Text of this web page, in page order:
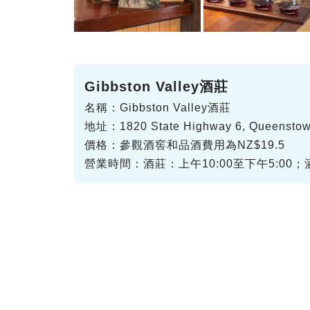
Gibbston Valley酒莊
名稱：Gibbston Valley酒莊
地址：1820 State Highway 6,
價格：參觀酒窖和品酒費用為NZ$19.5
營業時間：酒莊：上午10:00至下午5:00